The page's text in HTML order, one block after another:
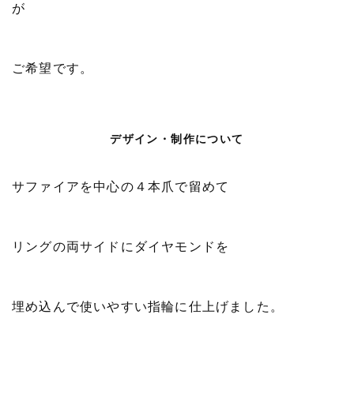
が
ご希望です。
デザイン・制作について
サファイアを中心の４本爪で留めて
リングの両サイドにダイヤモンドを
埋め込んで使いやすい指輪に仕上げました。